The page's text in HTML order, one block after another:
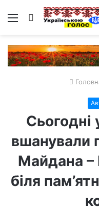
Меню Пошук
Сьогодні
вшанували
Майдана –
біля